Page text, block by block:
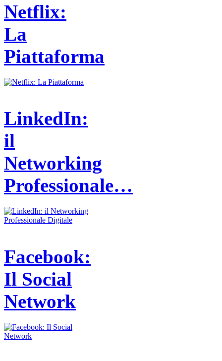
Netflix:
La
Piattaforma
LinkedIn:
il
Networking
Professionale…
Facebook:
Il Social
Network